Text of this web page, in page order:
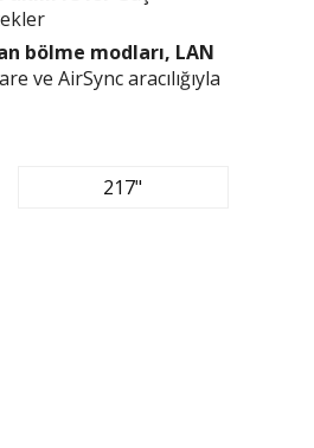
bölme modları, LAN
ve AirSync aracılığıyla
217"